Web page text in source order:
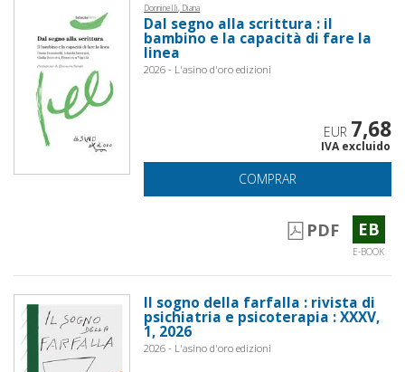
Donninelli, Diana
Dal segno alla scrittura : il
bambino e la capacità di fare la
linea
2026 - L'asino d'oro edizioni
EUR 7,68
IVA excluido
COMPRAR
PDF EB
E-BOOK
Il sogno della farfalla : rivista di
psichiatria e psicoterapia : XXXV,
1, 2026
2026 - L'asino d'oro edizioni